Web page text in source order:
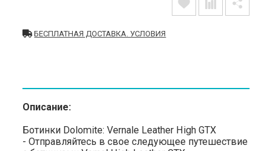
БЕСПЛАТНАЯ ДОСТАВКА. УСЛОВИЯ
Описание:
Ботинки Dolomite: Vernale Leather High GTX
- Отправляйтесь в свое следующее путешествие